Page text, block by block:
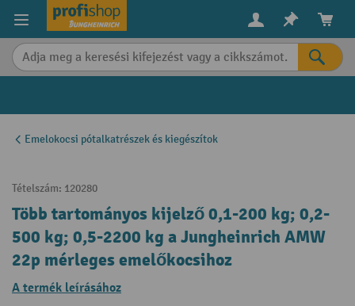
content
Emelokocsi pótalkatrészek és kiegészítok
Tételszám: 120280
Több tartományos kijelző 0,1-200 kg; 0,2-
500 kg; 0,5-2200 kg a Jungheinrich AMW
22p mérleges emelőkocsihoz
A termék leírásához